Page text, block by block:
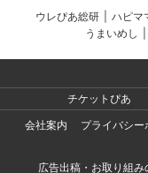
ウレぴあ総研 ハピマ
うまいめし
チケットぴあ
会社案内
プライバシー
広告出稿・お取り組